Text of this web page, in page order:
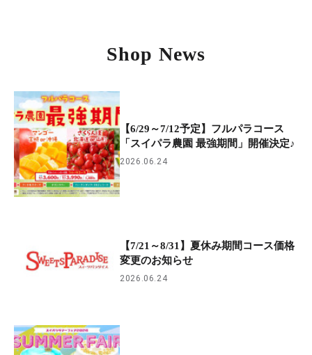
Shop News
【6/29～7/12予定】フルパラコース
「スイパラ農園 最強期間」開催決定♪
2026.06.24
【7/21～8/31】夏休み期間コース価格
変更のお知らせ
2026.06.24